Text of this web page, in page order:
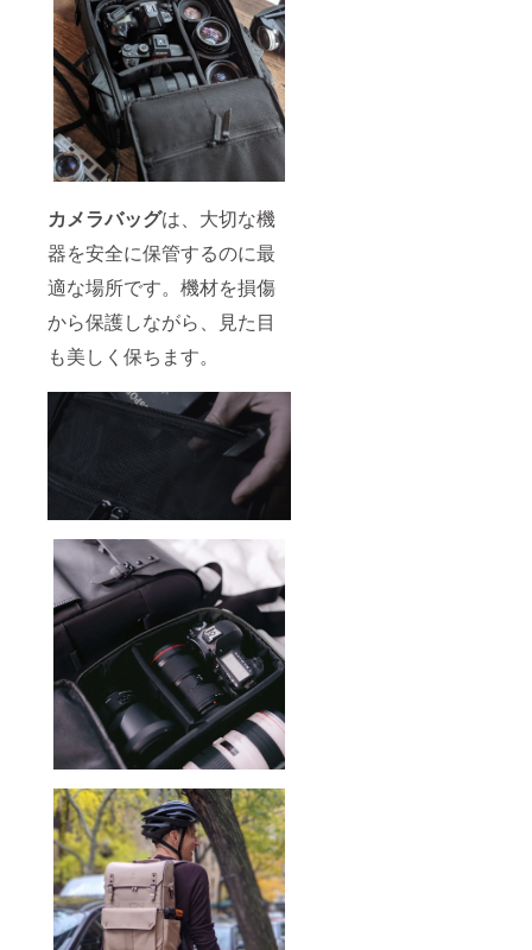
カメラバッグは、大切な機
器を安全に保管するのに最
適な場所です。機材を損傷
から保護しながら、見た目
も美しく保ちます。